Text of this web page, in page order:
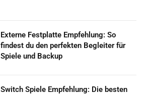
Externe Festplatte Empfehlung: So
findest du den perfekten Begleiter für
Spiele und Backup
Switch Spiele Empfehlung: Die besten